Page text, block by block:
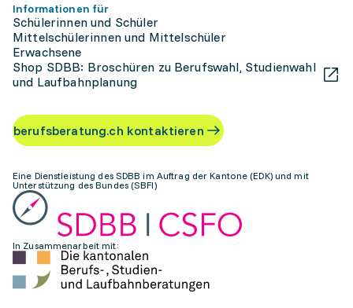
Informationen für
Schülerinnen und Schüler
Mittelschülerinnen und Mittelschüler
Erwachsene
Shop SDBB: Broschüren zu Berufswahl, Studienwahl
und Laufbahnplanung
berufsberatung.ch kontaktieren
Eine Dienstleistung des SDBB im Auftrag der Kantone (EDK) und mit
Unterstützung des Bundes (SBFI)
In Zusammenarbeit mit: